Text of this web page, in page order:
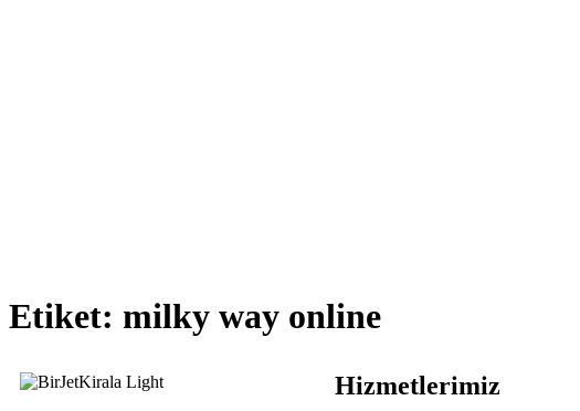
Etiket: milky way online
Hizmetlerimiz